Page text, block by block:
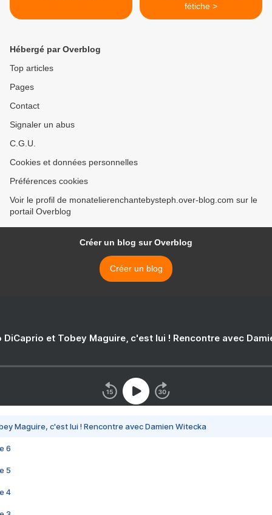
fétiche >
Hébergé par Overblog
Top articles
Pages
Contact
Signaler un abus
C.G.U.
Cookies et données personnelles
Préférences cookies
Voir le profil de monatelierenchantebysteph.over-blog.com sur le
portail Overblog
Créer un blog sur Overblog
Créer un blog
DiCaprio et Tobey Maguire, c'est lui ! Rencontre avec
Maguire, c'est lui ! Rencontre avec Damien Witecka
6
5
4